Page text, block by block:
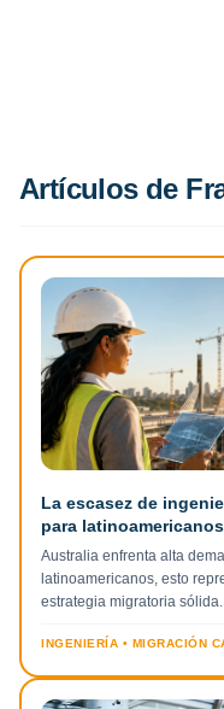
Artículos de
La escasez de
para latinoamericanos
Australia enfrenta alta
latinoamericanos, esto
estrategia migratoria sólida.
INGENIERÍA • MIGRACIÓN